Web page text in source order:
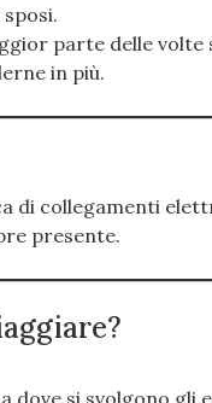
parte delle volte
in più.
di collegamenti
presente.
dove si svolgono gli